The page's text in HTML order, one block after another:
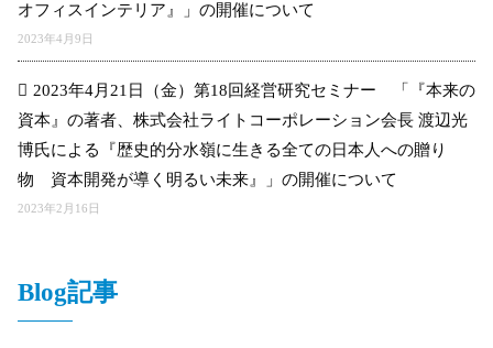
オフィスインテリア』」の開催について
2023年4月9日
2023年4月21日（金）第18回経営研究セミナー 「『本来の
資本』の著者、株式会社ライトコーポレーション会長 渡辺光
博氏による『歴史的分水嶺に生きる全ての日本人への贈り
物 資本開発が導く明るい未来』」の開催について
2023年2月16日
Blog記事